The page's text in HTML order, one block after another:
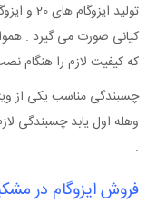
تولید
کیانی صورت می گیرد .
که کیفیت لازم را هنگام
چسبندگی مناسب یکی از
وهله اول یابد چسبندگی
.
فروش ایزوگام در